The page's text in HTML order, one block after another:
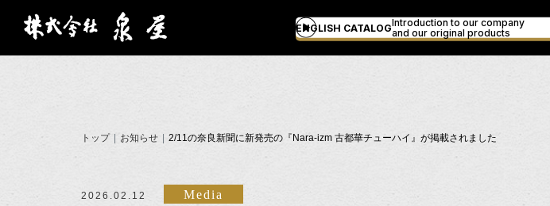
ENGLISH CATALOGIntroduction to our company
and our original products
トップ お知らせ 2/11の奈良新聞に新発売の『Nara-izm 古都華チューハイ』が掲載されました
2026.02.12 Media